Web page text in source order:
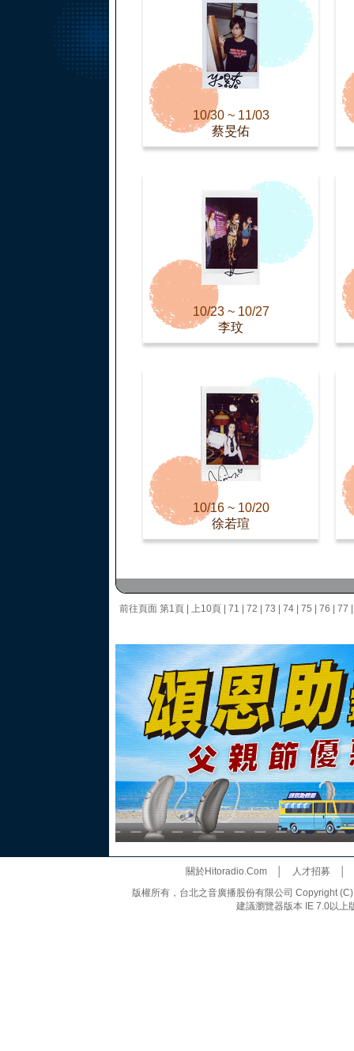
10/30 ~ 11/03
蔡旻佑
10/23 ~ 10/27
李玟
10/16 ~ 10/20
徐若瑄
前往頁面 第1頁 上10頁 71 72 73 74 75 76 77
關於Hitoradio.Com│ 人才招募
版權所有，台北之音廣播股份有限公司 Copyright
建議瀏覽器版本 IE 7.0以上